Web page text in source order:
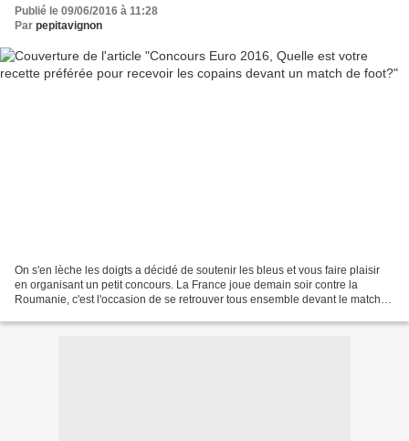
Publié le 09/06/2016 à 11:28
Par pepitavignon
On s'en lèche les doigts a décidé de soutenir les bleus et vous faire plaisir
en organisant un petit concours. La France joue demain soir contre la
Roumanie, c'est l'occasion de se retrouver tous ensemble devant le match